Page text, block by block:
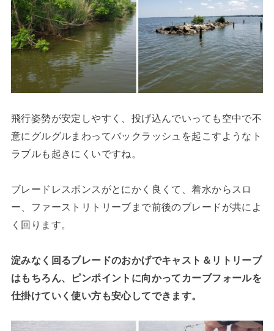
飛行姿勢が安定しやすく、投げ込んでいっても空中で不
意にグルグルまわってバックラッシュを起こすようなト
ラブルも起きにくいですね。
ブレードレスポンスがとにかく良くて、着水からスロ
ー、ファーストリトリーブまで前後のブレードが共によ
く回ります。
淀みなく回るブレードのおかげでキャスト＆リトリーブ
はもちろん、ピンポイントに向かってカーブフォールを
仕掛けていく使い方も安心してできます。